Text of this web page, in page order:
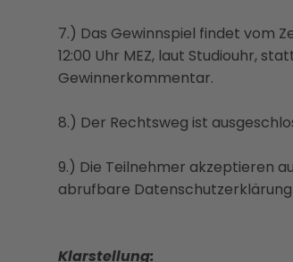
7.) Das Gewinnspiel findet vom
12:00 Uhr MEZ, laut Studiouhr,
Gewinnerkommentar.
8.) Der Rechtsweg ist
9.) Die Teilnehmer akzeptieren
abrufbare Datenschutzerklärung
Klarstellung: